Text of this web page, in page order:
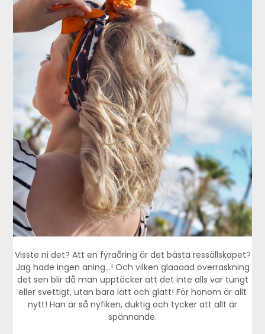
Visste ni det? Att en fyraåring är det bästa ressällskapet?
Jag hade ingen aning…! Och vilken glaaaad överraskning
det sen blir då man upptäcker att det inte alls var tungt
eller svettigt, utan bara lätt och glatt! För honom är allt
nytt! Han är så nyfiken, duktig och tycker att allt är
spännande.